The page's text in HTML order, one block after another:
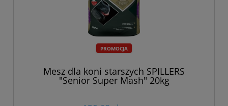
PROMOCJA
Mesz dla koni starszych SPILLERS
"Senior Super Mash" 20kg